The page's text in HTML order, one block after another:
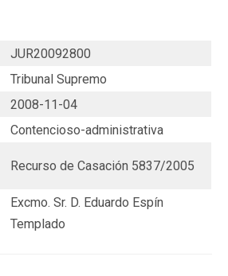
JUR20092800
Tribunal Supremo
2008-11-04
Contencioso-administrativa
Recurso de Casación 5837/2005
Excmo. Sr. D. Eduardo Espín
Templado